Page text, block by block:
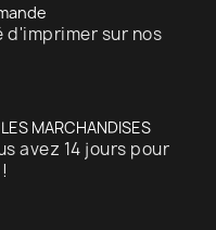
d'imprimer sur nos
MARCHANDISES
avez 14 jours pour